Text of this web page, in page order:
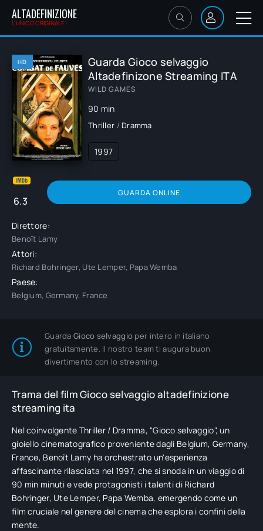
ALTADEFINIZIONE
L'UNICO ORIGINALE!
HD
Guarda Gioco selvaggio
Altadefinizone Streaming ITA
WILD GAMES
90 min
Thriller / Dramma
1997
6.3
GUARDA ONLINE
Direttore:
Benoît Lamy
Attori:
Richard Bohringer, Ute Lemper, Papa Wemba
Paese:
Belgium, Germany, France
Guarda Gioco selvaggio per intero in italiano
gratuitamente. Il nostro team ti augura buon
divertimento con lo streaming.
Trama del film Gioco selvaggio altadefinizione
streaming ita
Nel coinvolgente Thriller / Dramma, "Gioco selvaggio", un
gioiello cinematografico proveniente dagli Belgium, Germany,
France, Benoît Lamy ha orchestrato un'esperienza
affascinante rilasciata nel 1997, che si snoda in un viaggio di
90 min minuti e vede protagonisti i talenti di Richard
Bohringer, Ute Lemper, Papa Wemba, emergendo come un
film cruciale nel genere del cinema che esplora i confini della
mente.